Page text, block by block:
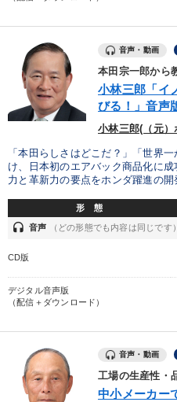
音声・動画
本田宗一郎から
小林三郎「イ
びる！」音声
小林三郎(（元
「本田らしさはどこだ？」「世界
け、日本初のエアバック商品化に
力と革新力の要点をホンダ躍進の開
形 態
headset 音声 （どの形態でも内容は同じです）
CD版
デジタル音声版
（配信＋ダウンロード）
音声・動画
工場の生産性・
中小メーカー